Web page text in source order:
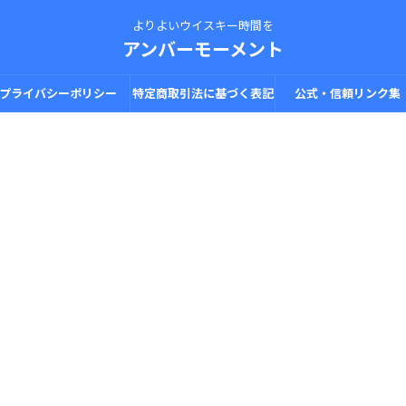
よりよいウイスキー時間を
アンバーモーメント
ライバシーポリシー 特定商取引法に基づく表記 公式・信頼リンク集